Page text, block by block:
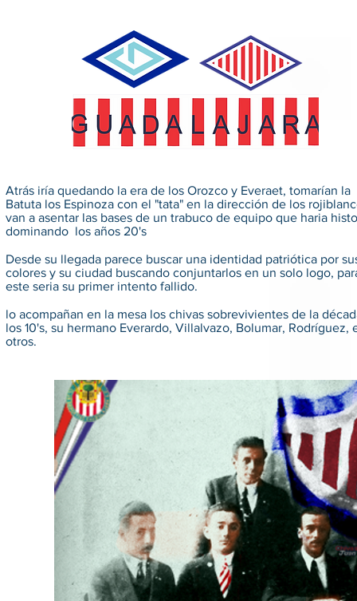
Atrás iría quedando la era de los Orozco y Everaet, tomarían la
Batuta los Espinoza con el "tata" en la dirección de los
van a asentar las bases de un trabuco de equipo que haria
dominando los años 20's
Desde su llegada parece buscar una identidad patriótica por
colores y su ciudad buscando conjuntarlos en un solo logo,
este seria su primer intento fallido.
lo acompañan en la mesa los chivas sobrevivientes de la
los 10's, su hermano Everardo, Villalvazo, Bolumar, Rodríguez,
otros.